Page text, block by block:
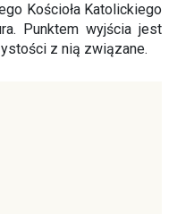
Kościoła Katolickiego
Punktem wyjścia jest
z nią związane.